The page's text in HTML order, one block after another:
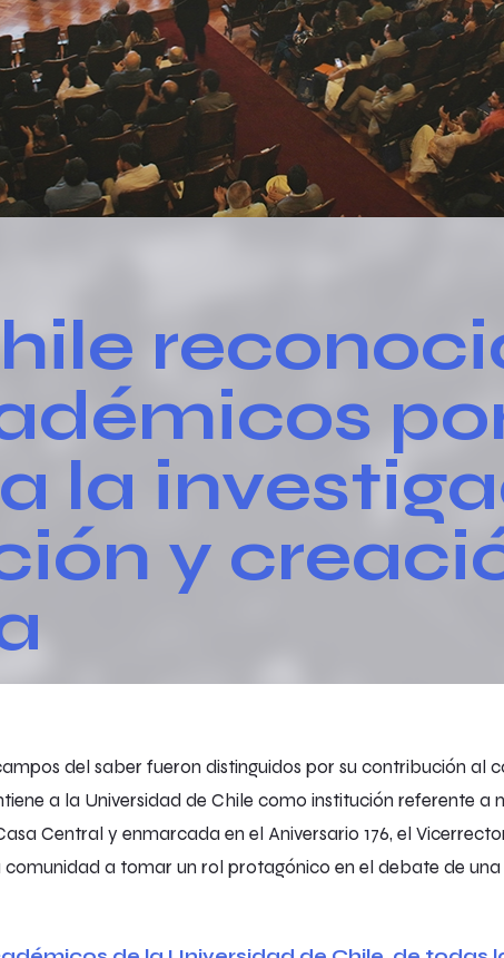
la
y
del saber fueron distinguidos por su contribución al
a la Universidad de Chile como institución referente a
Central y enmarcada en el Aniversario 176, el
comunidad a tomar un rol protagónico en el debate de